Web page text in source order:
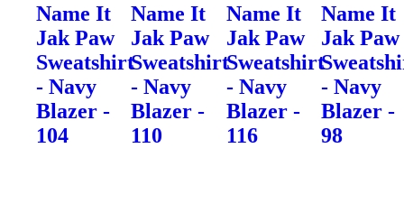
Name It
Jak Paw
Sweatshirt
- Navy
Blazer -
104
Name It
Jak Paw
Sweatshirt
- Navy
Blazer -
110
Name It
Jak Paw
Sweatshirt
- Navy
Blazer -
116
Name It
Jak Paw
- Navy
Blazer -
98